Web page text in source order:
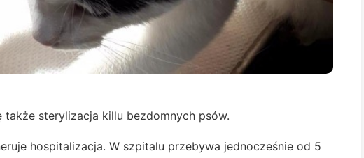
także sterylizacja killu bezdomnych psów.
hospitalizacja. W szpitalu przebywa jednocześnie od 5